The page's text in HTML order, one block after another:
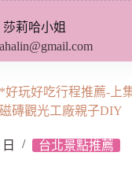
莎莉哈小姐
玩好吃行程推薦-上
磚觀光工廠親子DIY
台北景點推薦